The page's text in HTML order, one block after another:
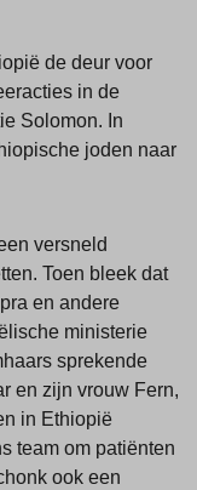
de deur voor
in de
Solomon. In
joden naar
versneld
Toen bleek dat
en andere
ministerie
sprekende
en zijn vrouw Fern,
in Ethiopië
team om patiënten
ook een